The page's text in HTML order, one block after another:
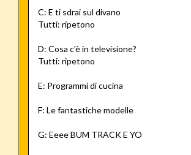
C: E ti sdrai sul divano
Tutti: ripetono
D: Cosa c'è in televisione?
Tutti: ripetono
E: Programmi di cucina
F: Le fantastiche modelle
G: Eeee BUM TRACK E YO